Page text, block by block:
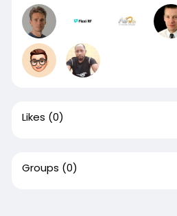
Likes (0)
Groups (0)